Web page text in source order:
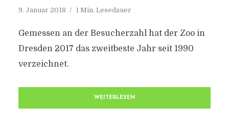
9. Januar 2018 1 Min. Lesedauer
Gemessen an der Besucherzahl hat der Zoo in
Dresden 2017 das zweitbeste Jahr seit 1990
verzeichnet.
WEITERLESEN